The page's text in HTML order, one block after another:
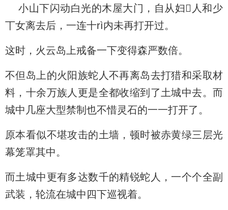
小山下闪动白光的木屋大门，自从妇人和少
丅女离去后，一连十rì内未再打开过。
这时，火云岛上戒备一下变得森严数倍。
不但岛上的火阳族蛇人不再离岛去打猎和采取材
料，十余万族人更是全都收缩到了土城中去。而
城中几座大型禁制也不惜灵石的一一打开了。
原本看似不堪攻击的土墙，顿时被赤黄绿三层光
幕笼罩其中。
而土城中更有多达数千的精锐蛇人，一个个全副
武装，轮流在城中四下巡视着。